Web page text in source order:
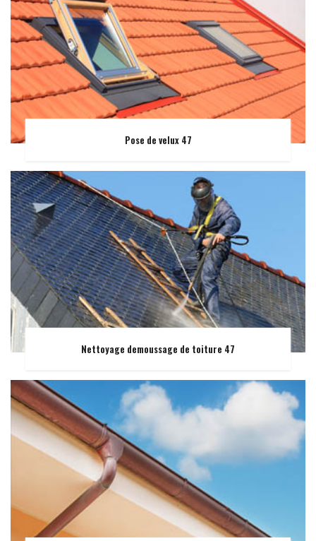
Pose de velux 47
Nettoyage demoussage de toiture 47